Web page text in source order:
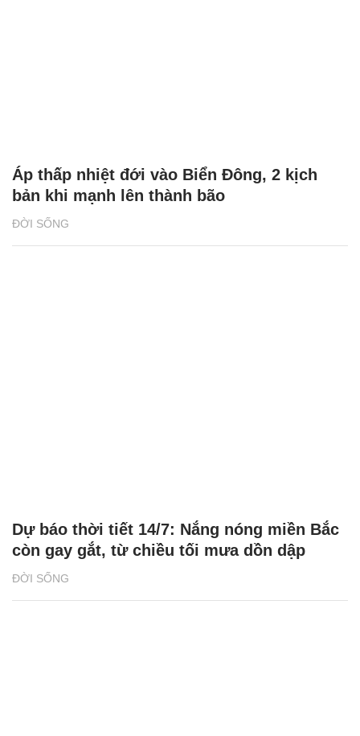
ĐỜI SỐNG
Áp thấp nhiệt đới vào Biển Đông, 2 kịch
bản khi mạnh lên thành bão
ĐỜI SỐNG
Dự báo thời tiết 14/7: Nắng nóng miền Bắc
còn gay gắt, từ chiều tối mưa dồn dập